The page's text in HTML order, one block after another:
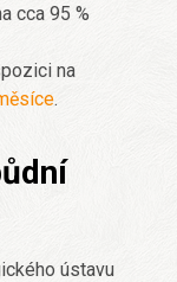
cca 95 %
na
.
ústavu